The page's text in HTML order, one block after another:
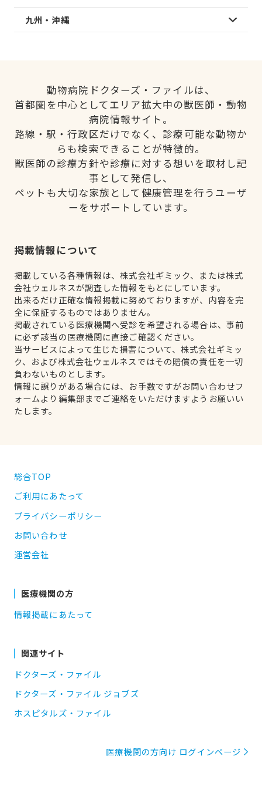
九州・沖縄
動物病院ドクターズ・ファイルは、
首都圏を中心としてエリア拡大中の獣医師・動物
病院情報サイト。
路線・駅・行政区だけでなく、診療可能な動物か
らも検索できることが特徴的。
獣医師の診療方針や診療に対する想いを取材し記
事として発信し、
ペットも大切な家族として健康管理を行うユーザ
ーをサポートしています。
掲載情報について
掲載している各種情報は、株式会社ギミック、または株式
会社ウェルネスが調査した情報をもとにしています。
出来るだけ正確な情報掲載に努めておりますが、内容を完
全に保証するものではありません。
掲載されている医療機関へ受診を希望される場合は、事前
に必ず該当の医療機関に直接ご確認ください。
当サービスによって生じた損害について、株式会社ギミッ
ク、および株式会社ウェルネスではその賠償の責任を一切
負わないものとします。
情報に誤りがある場合には、お手数ですがお問い合わせフ
ォームより編集部までご連絡をいただけますようお願いい
たします。
総合TOP
ご利用にあたって
プライバシーポリシー
お問い合わせ
運営会社
医療機関の方
情報掲載にあたって
関連サイト
ドクターズ・ファイル
ドクターズ・ファイル ジョブズ
ホスピタルズ・ファイル
医療機関の方向け ログインページ